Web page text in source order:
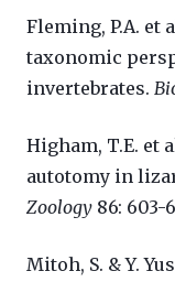
Fleming, P.A. et
taxonomic
invertebrates.
Higham, T.E. et
autotomy in
Zoology 86: 603-
Mitoh, S. & Y.